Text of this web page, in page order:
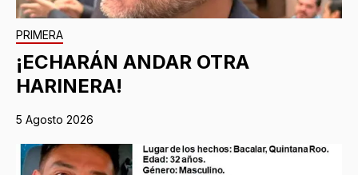
PRIMERA
¡ECHARÁN ANDAR OTRA
HARINERA!
5 Agosto 2026